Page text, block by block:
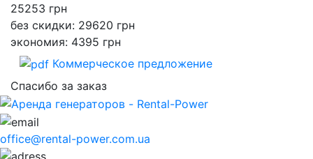
25253 грн
без скидки: 29620 грн
экономия: 4395 грн
Коммерческое предложение
Спасибо за заказ
office@rental-power.com.ua